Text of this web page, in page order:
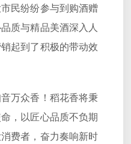
民纷纷参与到购酒赠
质与精品美酒深入人
起到了积极的带动效
万众香！稻花香将秉
，以匠心品质不负期
费者，奋力奏响新时